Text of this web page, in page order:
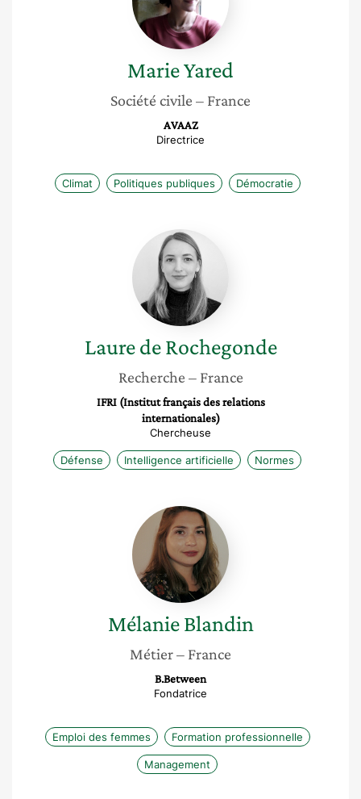
MarieYared
Société civile – France
AVAAZ
Directrice
Climat Politiques publiques Démocratie
Laure
de
Rochegonde
Laure de Rochegonde
Recherche – France
IFRI (Institut français des relations
internationales)
Chercheuse
Défense Intelligence artificielle Normes
Mélanie
Blandin
Mélanie Blandin
Métier– France
B.Between
Fondatrice
Emploi des femmes Formation professionnelle
Management